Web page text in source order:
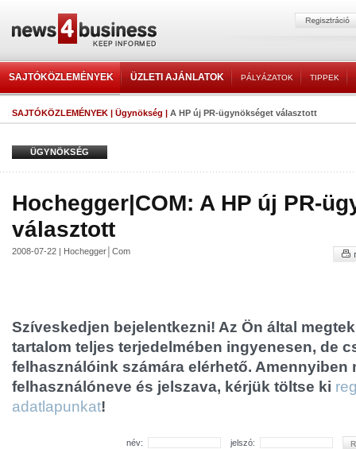
SAJTÓKÖZLEMÉNYEK ÜZLETI AJÁNLATOK PÁLYÁZATOK TIPPEK
SAJTÓKÖZLEMÉNYEK | Ügynökség | A HP új PR-ügynökséget választott
ÜGYNÖKSÉG
Hochegger|COM: A HP új PR-
választott
2008-07-22 | Hochegger│Com
Szíveskedjen bejelentkezni! Az Ön által
tartalom teljes terjedelmében ingyenesen, de
felhasználóink számára elérhető. Amennyiben
felhasználóneve és jelszava, kérjük töltse ki
adatlapunkat!
név: jelszó: